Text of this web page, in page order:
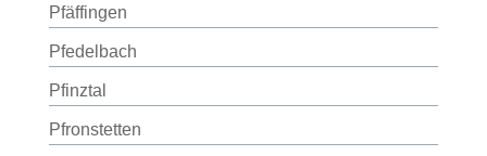
Pfäffingen
Pfedelbach
Pfinztal
Pfronstetten